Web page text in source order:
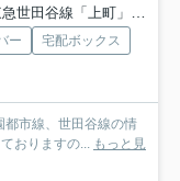
世田谷線「上町」駅 徒歩15分
ー
宅配ボックス
都市線、世田谷線の情
おりますの... もっと見